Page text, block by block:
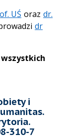
UŚ oraz dr.
dr
wszystkich
i
310-7